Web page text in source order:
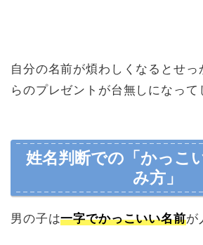
自分の名前が煩わしくなるとせっ
らのプレゼントが台無しになっ
姓名判断での「かっこ
み方」
男の子は一字でかっこいい名前が